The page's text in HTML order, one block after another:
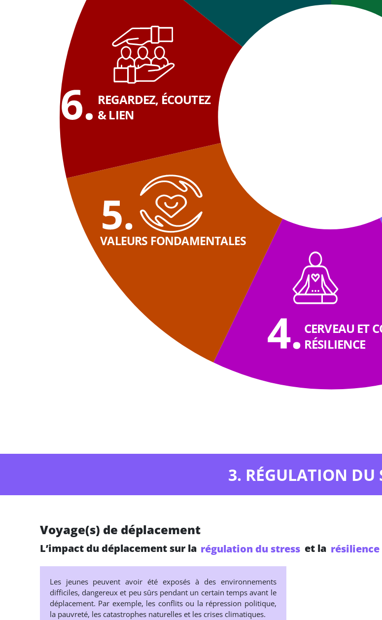
CERVEAU ET
RÉSILIENCE
VALEURS FONDAMENTALES
REGARDEZ, ÉCOUTEZ
& LIEN
3. RÉGULATION DU
Voyage(s) de déplacement
L’impact du déplacement sur la régulation du stress et la résilience
Les jeunes peuvent avoir été exposés à des environnements
difficiles, dangereux et peu sûrs pendant un certain temps avant le
déplacement. Par exemple, les conflits ou la répression politique,
la pauvreté, les catastrophes naturelles et les crises climatiques.